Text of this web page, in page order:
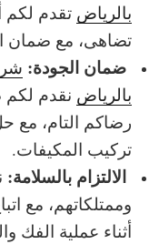
بالرياض تقدم لكم
تضاهى، مع ضمان
ضمان الجودة:
بالرياض نقدم لكم
رضاكم التام، مع
تركيب المكيفات.
الالتزام بالسلامة:
وممتلكاتهم، مع
أثناء عملية الفك